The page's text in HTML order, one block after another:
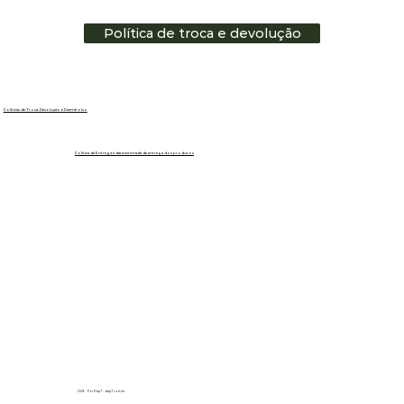
2026 - Por Dap7 - dap7.com.br
Política de Entrega e data estimada de entrega dos produtos
Políticas de Troca, Devolução e Reembolso
Política de troca e devolução